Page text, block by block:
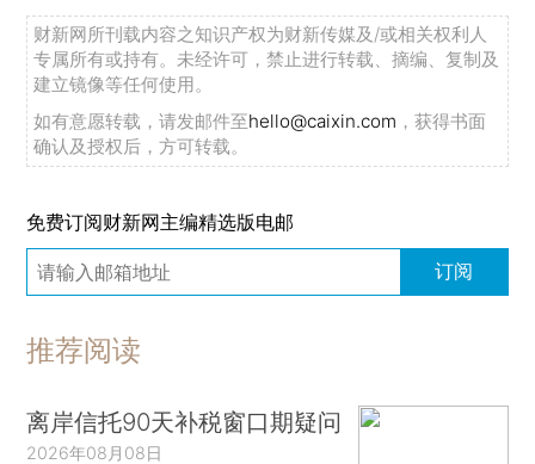
财新网所刊载内容之知识产权为财新传媒及/或相关权利人
专属所有或持有。未经许可，禁止进行转载、摘编、复制及
建立镜像等任何使用。
如有意愿转载，请发邮件至hello@caixin.com ，获得书面
确认及授权后，方可转载。
免费订阅财新网主编精选版电邮
订阅
推荐阅读
离岸信托90天补税窗口期疑问
2026年08月08日